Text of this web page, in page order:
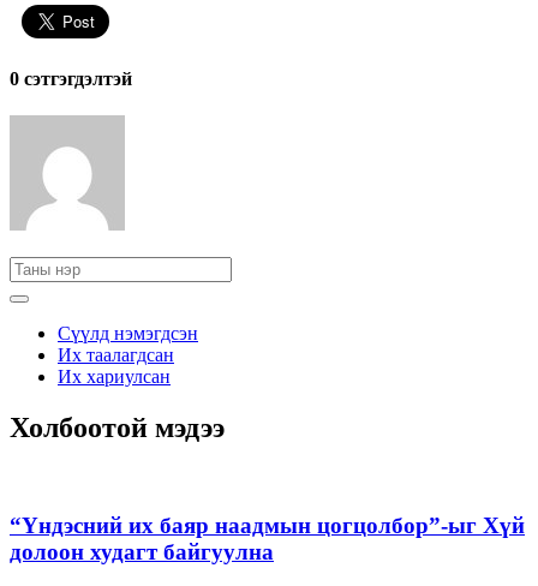
0 cэтгэгдэлтэй
Сүүлд нэмэгдсэн
Их таалагдсан
Их хариулсан
Холбоотой мэдээ
“Үндэсний их баяр наадмын цогцолбор”-ыг Хүй
долоон худагт байгуулна